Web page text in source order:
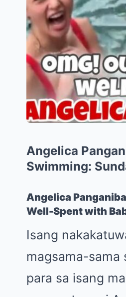
Angelica
Swimming:
Angelica
Well-Spent with
Isang
magsama-sama
para sa isang